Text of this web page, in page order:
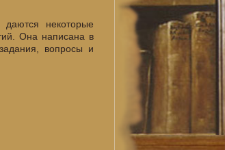
даются некоторые
Она написана в
вопросы и